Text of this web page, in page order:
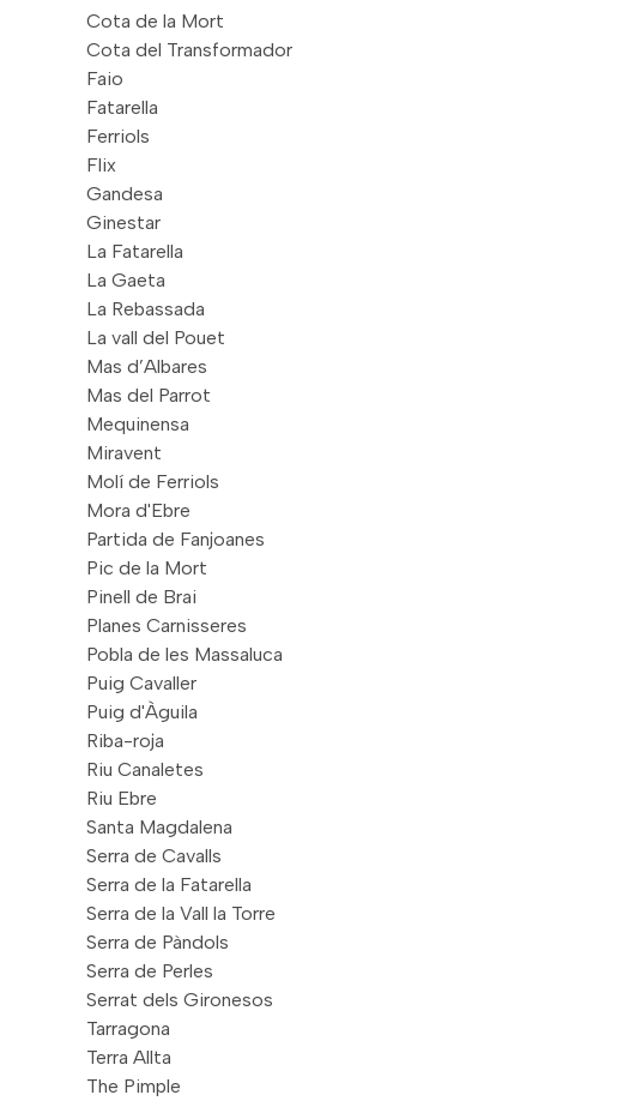
Cota de la Mort
Cota del Transformador
Faio
Fatarella
Ferriols
Flix
Gandesa
Ginestar
La Fatarella
La Gaeta
La Rebassada
La vall del Pouet
Mas d’Albares
Mas del Parrot
Mequinensa
Miravent
Molí de Ferriols
Mora d'Ebre
Partida de Fanjoanes
Pic de la Mort
Pinell de Brai
Planes Carnisseres
Pobla de les Massaluca
Puig Cavaller
Puig d'Àguila
Riba-roja
Riu Canaletes
Riu Ebre
Santa Magdalena
Serra de Cavalls
Serra de la Fatarella
Serra de la Vall la Torre
Serra de Pàndols
Serra de Perles
Serrat dels Gironesos
Tarragona
Terra Allta
The Pimple